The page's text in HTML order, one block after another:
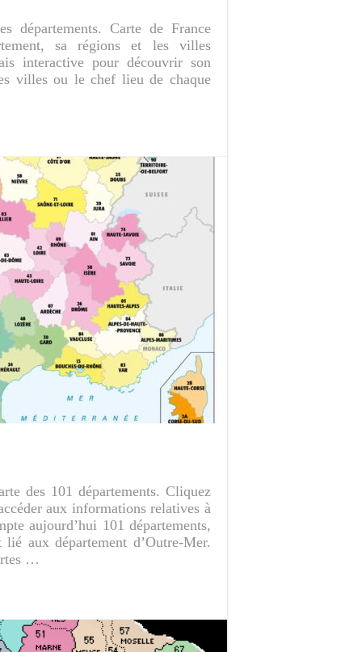
départements. Carte de France
sa régions et les villes
interactive pour découvrir son
villes ou le chef lieu de chaque
des 101 départements. Cliquez
aux informations relatives à
aujourd’hui 101 départements,
aux département d’Outre-Mer.
…